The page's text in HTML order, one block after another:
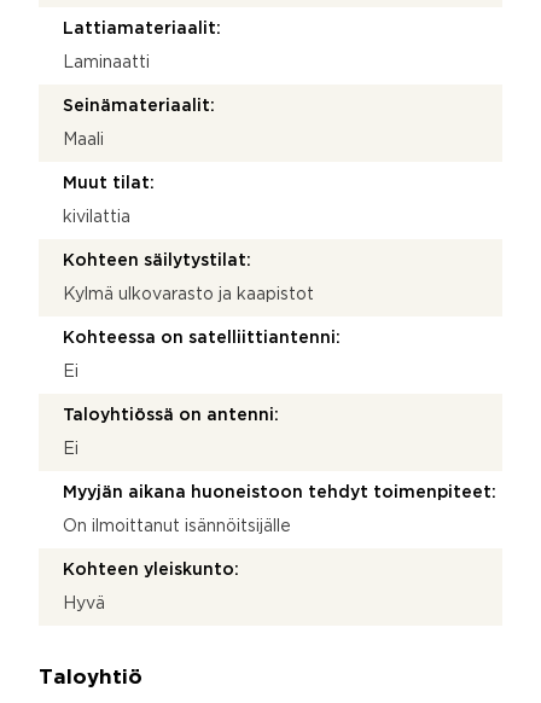
Lattiamateriaalit:
Laminaatti
Seinämateriaalit:
Maali
Muut tilat:
kivilattia
Kohteen säilytystilat:
Kylmä ulkovarasto ja kaapistot
Kohteessa on satelliittiantenni:
Ei
Taloyhtiössä on antenni:
Ei
Myyjän aikana huoneistoon tehdyt toimenpiteet:
On ilmoittanut isännöitsijälle
Kohteen yleiskunto:
Hyvä
Taloyhtiö